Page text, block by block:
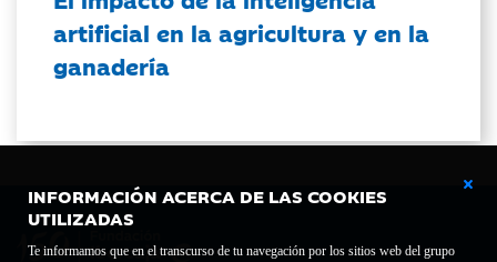
INFORMACIÓN ACERCA DE LAS COOKIES
UTILIZADAS
Te informamos que en el transcurso de tu navegación por los sitios web del grupo
artificial en la agricultura y en la
ganadería